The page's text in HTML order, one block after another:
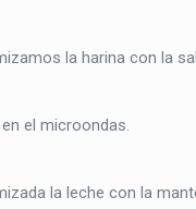
la harina con la
el microondas.
la leche con la